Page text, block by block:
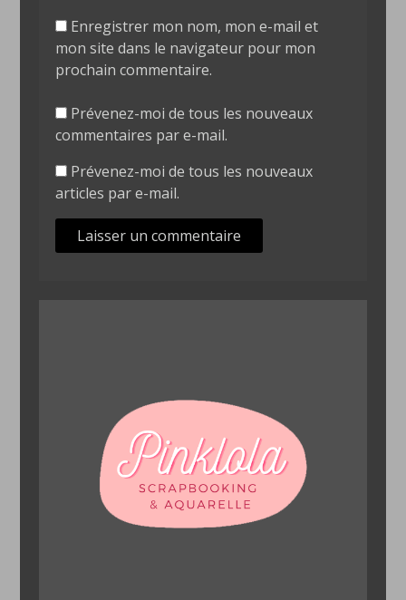
Enregistrer mon nom, mon e-mail et
mon site dans le navigateur pour mon
prochain commentaire.
Prévenez-moi de tous les nouveaux
commentaires par e-mail.
Prévenez-moi de tous les nouveaux
articles par e-mail.